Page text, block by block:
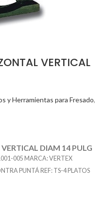
VERTICAL
y Herramientas para Fresado,
DIAM 14 PULG
005 MARCA: VERTEX
PUNTÁ REF: TS-4 PLATOS